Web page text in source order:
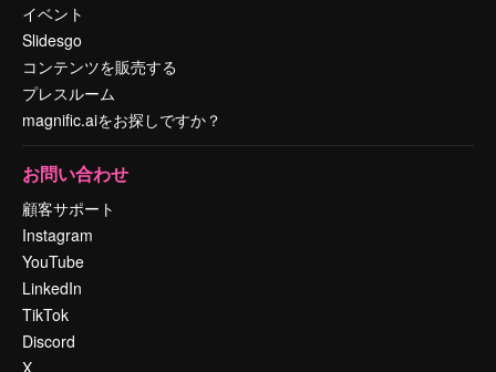
イベント
Slidesgo
コンテンツを販売する
プレスルーム
magnific.aiをお探しですか？
お問い合わせ
顧客サポート
Instagram
YouTube
LinkedIn
TikTok
Discord
X